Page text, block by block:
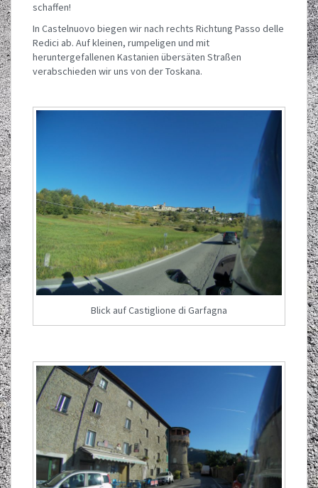
schaffen!
In Castelnuovo biegen wir nach rechts Richtung Passo delle
Redici ab. Auf kleinen, rumpeligen und mit
heruntergefallenen Kastanien übersäten Straßen
verabschieden wir uns von der Toskana.
Blick auf Castiglione di Garfagna